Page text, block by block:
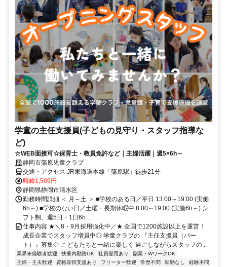
学童の主任支援員(子どもの見守り・スタッフ指導な
ど)
☆WEB面接可☆保育士・教員免許など｜主婦活躍｜週5×6h～
静岡市蒲原児童クラブ
交通・アクセス JR東海道本線「蒲原駅」徒歩21分
時給1,500円
静岡県静岡市清水区
勤務時間詳細 ＜ 月～土 ＞ ■学校のある日／平日 13:00～19:00 (実働
6h～) ■学校のない日／土曜・長期休暇中 8:00～19:00 (実働6h～) シ
フト制、週5日・1日6h...
仕事内容 ★＼8・9月採用強化中／★ 全国で1200施設以上を運営！
成長企業でスタッフ増員中◎ 学童クラブの 『主任支援員（パー
ト）』募集◇ こどもたちと一緒に楽しく 過ごしながらスタッフの...
業界未経験者歓迎 扶養内勤務OK 社員登用あり
副業・WワークOK
主婦・主夫歓迎
資格取得支援あり フリーター歓迎 学歴不問 転勤なし
経験不問